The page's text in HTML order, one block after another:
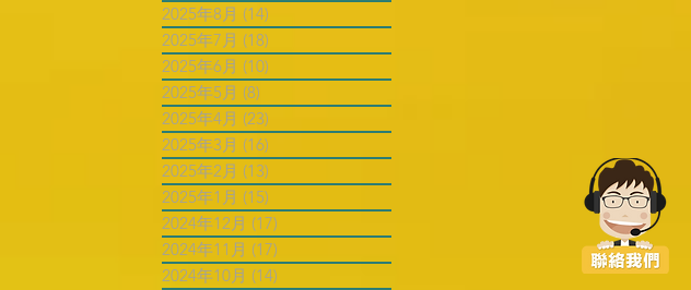
2025年8月 (14)
2025年7月 (18)
2025年6月 (10)
2025年5月 (8)
2025年4月 (23)
2025年3月 (16)
2025年2月 (13)
2025年1月 (15)
2024年12月 (17)
2024年11月 (17)
2024年10月 (14)